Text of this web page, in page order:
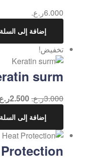
6.000ر.ع.
إضافة إلى السلة
تخفيض!
surm
3.000ر.ع.2.500
إضافة إلى السلة